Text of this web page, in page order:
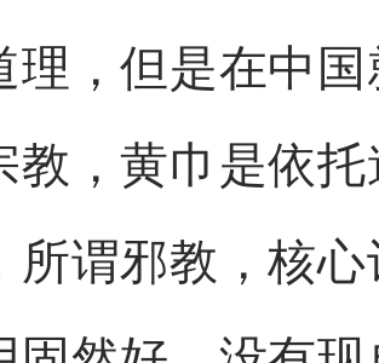
理，但是在中
教，黄巾是依
所谓邪教，核